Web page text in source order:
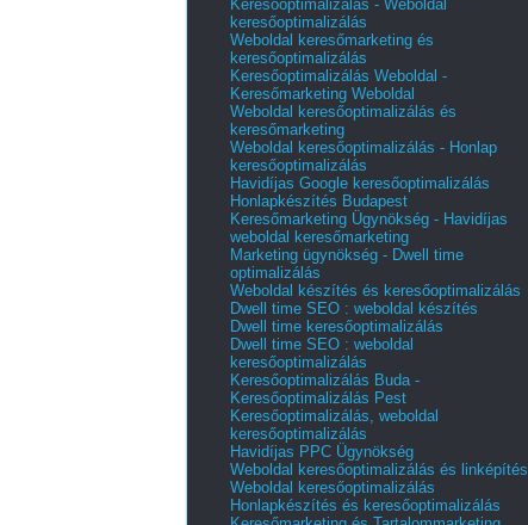
Keresőoptimalizálás - Weboldal
keresőoptimalizálás
Weboldal keresőmarketing és
keresőoptimalizálás
Keresőoptimalizálás Weboldal -
Keresőmarketing Weboldal
Weboldal keresőoptimalizálás és
keresőmarketing
Weboldal keresőoptimalizálás - Honlap
keresőoptimalizálás
Havidíjas Google keresőoptimalizálás
Honlapkészítés Budapest
Keresőmarketing Ügynökség - Havidíjas
weboldal keresőmarketing
Marketing ügynökség - Dwell time
optimalizálás
Weboldal készítés és keresőoptimalizálás
Dwell time SEO : weboldal készítés
Dwell time keresőoptimalizálás
Dwell time SEO : weboldal
keresőoptimalizálás
Keresőoptimalizálás Buda -
Keresőoptimalizálás Pest
Keresőoptimalizálás, weboldal
keresőoptimalizálás
Havidíjas PPC Ügynökség
Weboldal keresőoptimalizálás és linképítés
Weboldal keresőoptimalizálás
Honlapkészítés és keresőoptimalizálás